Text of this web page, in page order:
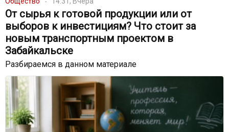
От сырья к готовой продукции или от
выборов к инвестициям? Что стоит за
новым транспортным проектом в
Забайкальске
Разбираемся в данном материале